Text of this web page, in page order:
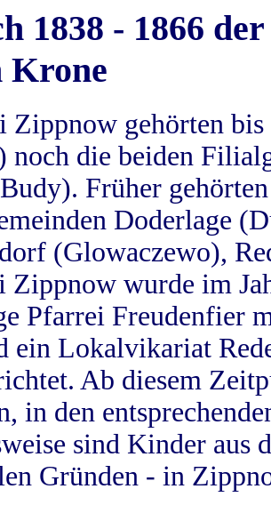
1838 - 1866
Krone
Zippnow gehörten
noch die beiden
Früher
Doderlage
(Glowaczewo),
Zippnow wurde im
Pfarrei Freudenfier
ein Lokalvikariat
Ab diesem
in den
sind Kinder aus
Gründen - in